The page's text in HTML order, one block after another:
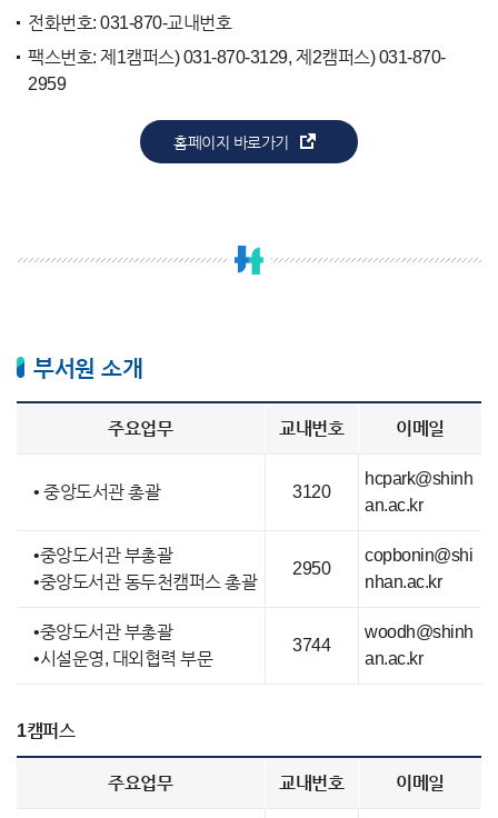
전화번호: 031-870-교내번호
팩스번호: 제1캠퍼스) 031-870-3129, 제2캠퍼스) 031-870-
2959
홈페이지 바로가기
부서원 소개
주요업무 교내번호 이메일
• 중앙도서관 총괄 3120
hcpark@shinh
an.ac.kr
•중앙도서관 부총괄
•중앙도서관 동두천캠퍼스 총괄
2950
copbonin@shi
nhan.ac.kr
•중앙도서관 부총괄
•시설운영, 대외협력 부문
3744
woodh@shinh
an.ac.kr
1캠퍼스
주요업무 교내번호 이메일